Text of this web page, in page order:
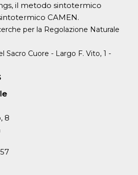
il metodo sintotermico
CAMEN.
per la Regolazione Naturale
Sacro Cuore - Largo F. Vito, 1 -
8